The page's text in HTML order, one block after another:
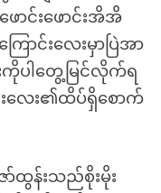
င်းဖောင်းအိအိ
င်းလေးမှာပြဲအာ
းကိုပါတွေ့မြင်လိုက်ရ
လေး၏ထိပ်ရှိစောက်
ထွန်းသည်စိုးမိုး